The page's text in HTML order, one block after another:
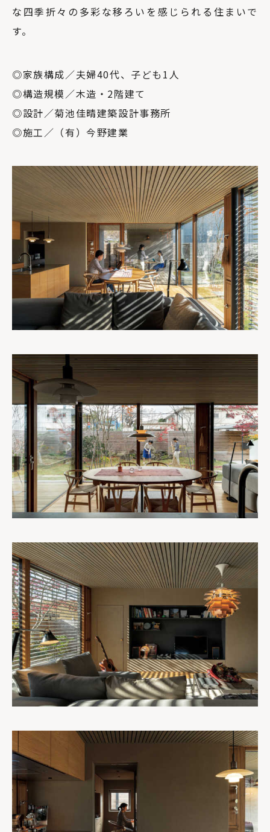
な四季折々の多彩な移ろいを感じられる住まいで
す。
◎家族構成／夫婦40代、子ども1人
◎構造規模／木造・2階建て
◎設計／菊池佳晴建築設計事務所
◎施工／（有）今野建業